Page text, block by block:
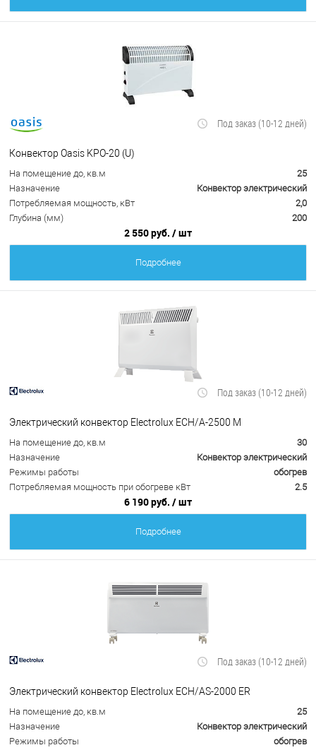
Под заказ (10-12 дней)
Конвектор Oasis KPO-20 (U)
На помещение до, кв.м
25
Назначение
Конвектор электрический
Потребляемая мощность, кВт
2,0
Глубина (мм)
200
2 550 руб. / шт
Подробнее
Под заказ (10-12 дней)
Электрический конвектор Electrolux ECH/A-2500 M
На помещение до, кв.м
30
Назначение
Конвектор электрический
Режимы работы
обогрев
Потребляемая мощность при обогреве кВт
2.5
6 190 руб. / шт
Подробнее
Под заказ (10-12 дней)
Электрический конвектор Electrolux ECH/AS-2000 ER
На помещение до, кв.м
25
Назначение
Конвектор электрический
Режимы работы
обогрев